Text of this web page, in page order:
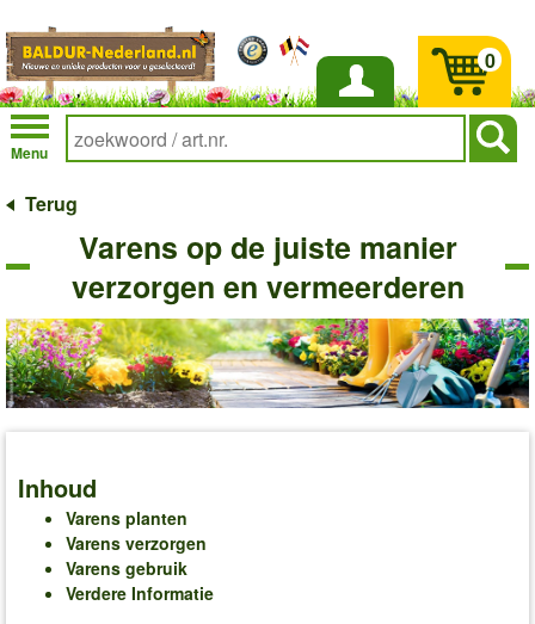
Inloggen
Menu
0
Terug
Varens op de juiste manier
verzorgen en vermeerderen
Inhoud
Varens planten
Varens verzorgen
Varens gebruik
Verdere Informatie